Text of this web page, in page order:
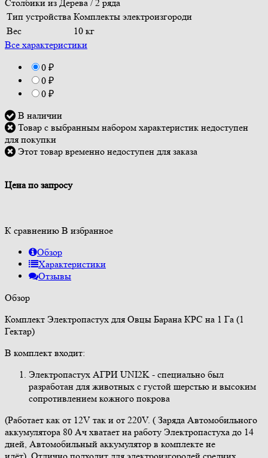
Столбики из Дерева / 2 ряда
Тип устройства Комплекты электроизгороди
Вес
10 кг
Все характеристики
0 ₽
0 ₽
0 ₽
В наличии
Товар с выбранным набором характеристик недоступен
для покупки
Этот товар временно недоступен для заказа
Цена по запросу
К сравнению В избранное
Обзор
Характеристики
Отзывы
Обзор
Комплект Электропастух для Овцы Барана КРС на 1 Га (1
Гектар)
В комплект входит:
Электропастух АГРИ UNI2K - специально был
разработан для животных с густой шерстью и высоким
сопротивлением кожного покрова
(Работает как от 12V так и от 220V. ( Заряда Автомобильного
аккумулятора 80 Ач хватает на работу Электропастуха до 14
дней, Автомобильный аккумулятор в комплекте не